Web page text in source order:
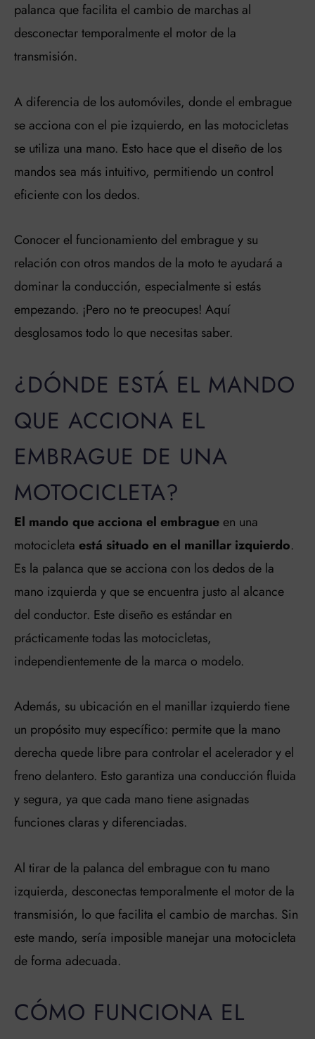
palanca que facilita el cambio de marchas al
desconectar temporalmente el motor de la
transmisión.
A diferencia de los automóviles, donde el embrague
se acciona con el pie izquierdo, en las motocicletas
se utiliza una mano. Esto hace que el diseño de los
mandos sea más intuitivo, permitiendo un control
eficiente con los dedos.
Conocer el funcionamiento del embrague y su
relación con otros mandos de la moto te ayudará a
dominar la conducción, especialmente si estás
empezando. ¡Pero no te preocupes! Aquí
desglosamos todo lo que necesitas saber.
¿DÓNDE ESTÁ EL MANDO
QUE ACCIONA EL
EMBRAGUE DE UNA
MOTOCICLETA?
El mando que acciona el embragueen una
motocicleta está situado en el manillar izquierdo.
Es la palanca que se acciona con los dedos de la
mano izquierda y que se encuentra justo al alcance
del conductor. Este diseño es estándar en
prácticamente todas las motocicletas,
independientemente de la marca o modelo.
Además, su ubicación en el manillar izquierdo tiene
un propósito muy específico: permite que la mano
derecha quede libre para controlar el acelerador y el
freno delantero. Esto garantiza una conducción fluida
y segura, ya que cada mano tiene asignadas
funciones claras y diferenciadas.
Al tirar de la palanca del embrague con tu mano
izquierda, desconectas temporalmente el motor de la
transmisión, lo que facilita el cambio de marchas. Sin
este mando, sería imposible manejar una motocicleta
de forma adecuada.
CÓMO FUNCIONA EL